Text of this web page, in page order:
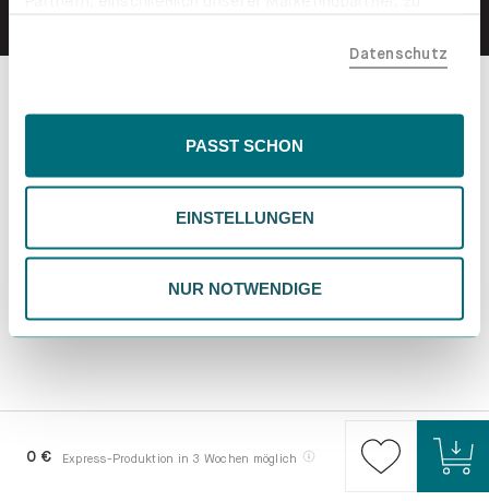
der EU, beispielsweise in den USA, verarbeitet werden
Inhalte eingeschränkt sein könnten. Wähle
deiner Präferenzen. Du kannst deine Wahl jederzeit
ändern. Weitere Informationen findest du in unserer
Datenschutzrichtlinie.
Datenschutz
PASST SCHON
EINSTELLUNGEN
NUR NOTWENDIGE
0 € Express-Produktion in 3 Wochen möglich